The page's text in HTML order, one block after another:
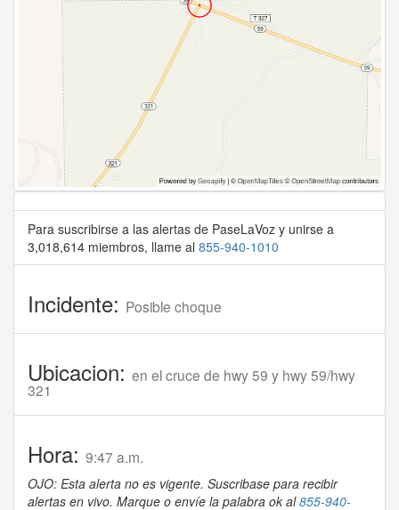
Para suscribirse a las alertas de PaseLaVoz y unirse a
3,018,614 miembros, llame al 855-940-1010
Incidente: Posible choque
Ubicacion: en el cruce de hwy 59 y hwy 59/hwy
321
Hora: 9:47 a.m.
OJO: Esta alerta no es vigente. Suscribase para recibir
alertas en vivo. Marque o envíe la palabra ok al855-940-